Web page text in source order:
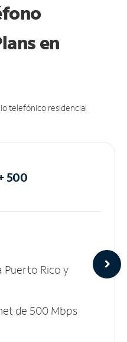
en
telefónico residencial
500
Puerto Rico y
de 500 Mbps